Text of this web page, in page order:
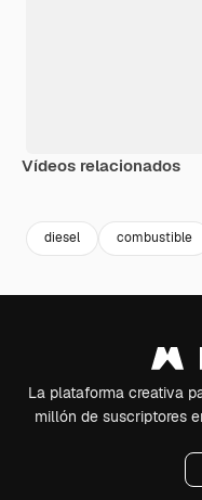
Vídeos relacionados
diesel combustible
La plataforma creativa
millón de suscriptores